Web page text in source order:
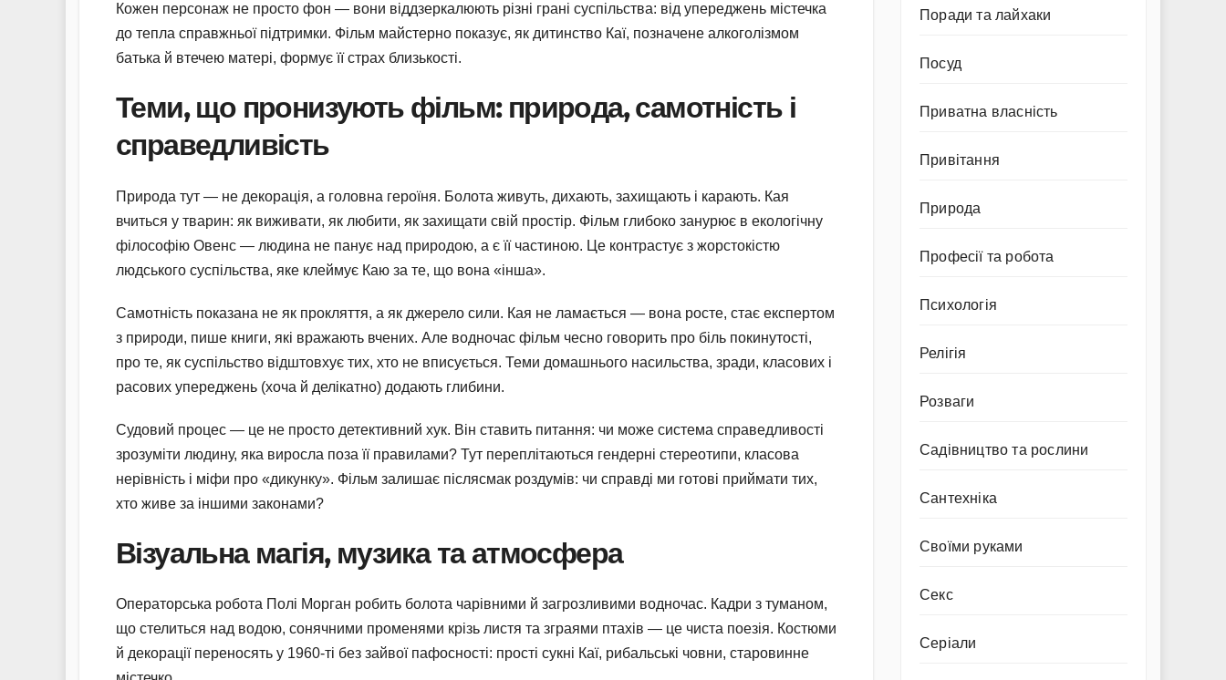
Кожен персонаж не просто фон — вони віддзеркалюють різні грані суспільства: від упереджень містечка
до тепла справжньої підтримки. Фільм майстерно показує, як дитинство Каї, позначене алкоголізмом
батька й втечею матері, формує її страх близькості.
Теми, що пронизують фільм: природа, самотність і
справедливість
Природа тут — не декорація, а головна героїня. Болота живуть, дихають, захищають і карають. Кая
вчиться у тварин: як виживати, як любити, як захищати свій простір. Фільм глибоко занурює в екологічну
філософію Овенс — людина не панує над природою, а є її частиною. Це контрастує з жорстокістю
людського суспільства, яке клеймує Каю за те, що вона «інша».
Самотність показана не як прокляття, а як джерело сили. Кая не ламається — вона росте, стає експертом
з природи, пише книги, які вражають вчених. Але водночас фільм чесно говорить про біль покинутості,
про те, як суспільство відштовхує тих, хто не вписується. Теми домашнього насильства, зради, класових і
расових упереджень (хоча й делікатно) додають глибини.
Судовий процес — це не просто детективний хук. Він ставить питання: чи може система справедливості
зрозуміти людину, яка виросла поза її правилами? Тут переплітаються гендерні стереотипи, класова
нерівність і міфи про «дикунку». Фільм залишає післясмак роздумів: чи справді ми готові приймати тих,
хто живе за іншими законами?
Візуальна магія, музика та атмосфера
Операторська робота Полі Морган робить болота чарівними й загрозливими водночас. Кадри з туманом,
що стелиться над водою, сонячними променями крізь листя та зграями птахів — це чиста поезія. Костюми
й декорації переносять у 1960-ті без зайвої пафосності: прості сукні Каї, рибальські човни, старовинне
Поради та лайхаки
Посуд
Приватна власність
Привітання
Природа
Професії та робота
Психологія
Релігія
Розваги
Садівництво та рослини
Сантехніка
Своїми руками
Секс
Серіали